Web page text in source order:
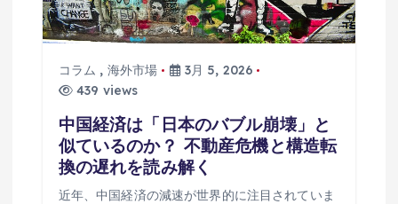
コラム , 海外市場
3月 5, 2026
439 views
中国経済は「日本のバブル崩壊」と
似ているのか？ 不動産危機と構造転
換の遅れを読み解く
近年、中国経済の減速が世界的に注目されていま